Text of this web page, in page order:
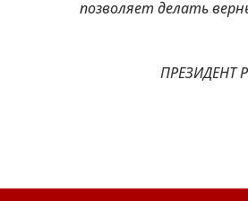
позволяет делать
ПРЕЗИДЕНТ